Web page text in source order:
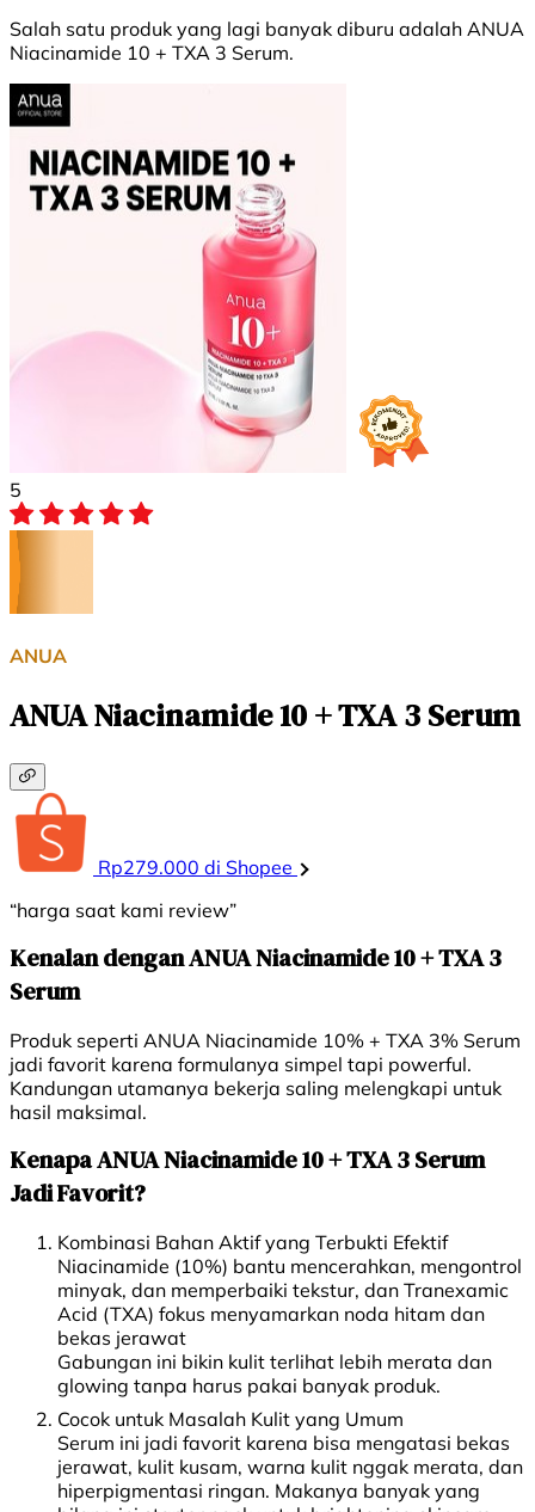
Salah satu produk yang lagi banyak diburu adalah ANUA
Niacinamide 10 + TXA 3 Serum.
5
ANUA
ANUA Niacinamide 10 + TXA 3 Serum
Rp279.000 di Shopee
“harga saat kami review”
Kenalan dengan ANUA Niacinamide 10 + TXA 3
Serum
Produk seperti ANUA Niacinamide 10% + TXA 3% Serum
jadi favorit karena formulanya simpel tapi powerful.
Kandungan utamanya bekerja saling melengkapi untuk
hasil maksimal.
Kenapa ANUA Niacinamide 10 + TXA 3 Serum
Jadi Favorit?
Kombinasi Bahan Aktif yang Terbukti Efektif
Niacinamide (10%) bantu mencerahkan, mengontrol
minyak, dan memperbaiki tekstur, dan Tranexamic
Acid (TXA) fokus menyamarkan noda hitam dan
bekas jerawat
Gabungan ini bikin kulit terlihat lebih merata dan
glowing tanpa harus pakai banyak produk.
Cocok untuk Masalah Kulit yang Umum
Serum ini jadi favorit karena bisa mengatasi bekas
jerawat, kulit kusam, warna kulit nggak merata, dan
hiperpigmentasi ringan. Makanya banyak yang